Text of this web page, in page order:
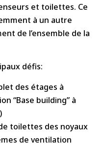
et toilettes. Ce
à un autre
de l’ensemble de la
défis:
des étages à
“Base building” à
toilettes des noyaux
de ventilation